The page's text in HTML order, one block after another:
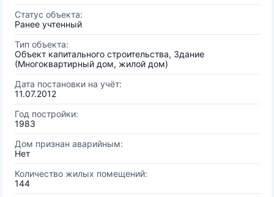
Статус объекта:
Ранее учтенный
Тип объекта:
Объект капитального строительства, Здание
(Многоквартирный дом, жилой дом)
Дата постановки на учёт:
11.07.2012
Год постройки:
1983
Дом признан аварийным:
Нет
Количество жилых помещений:
144